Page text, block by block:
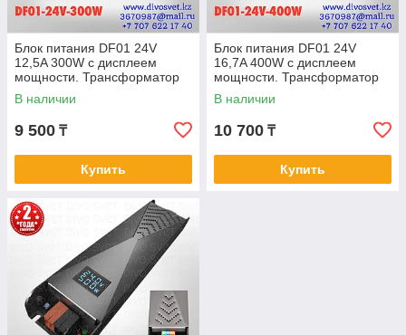
Блок питания DF01 24V
12,5A 300W с дисплеем
мощности. Трансформатор
220В-24В, 300 Ватт. Блоки
питания 24в
В наличии
9 500 ₸
Купить
Блок питания DF01 24V
16,7A 400W с дисплеем
мощности. Трансформатор
220В-24В, 400 Ватт. Блоки
питания 24в
В наличии
10 700 ₸
Купить